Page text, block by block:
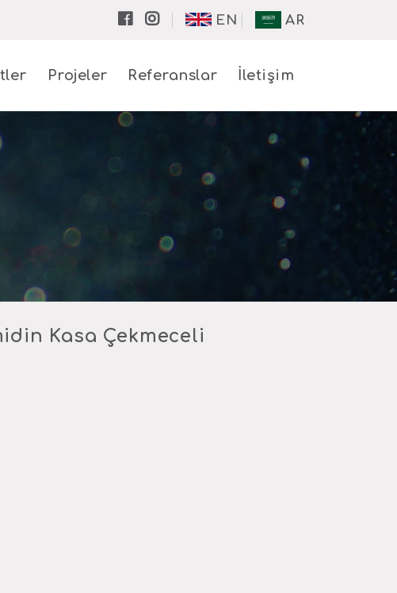
EN AR
Projeler Referanslar İletişim
Kasa Çekmeceli